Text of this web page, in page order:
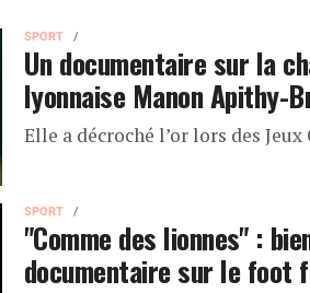
SPORT
Un documentaire sur la
lyonnaise Manon Apithy-
Elle a décroché l’or lors des
SPORT
"Comme des lionnes" :
documentaire sur le foot